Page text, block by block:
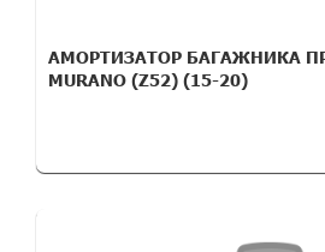
АМОРТИЗАТОР БАГАЖНИКА
MURANO (Z52) (15-20)